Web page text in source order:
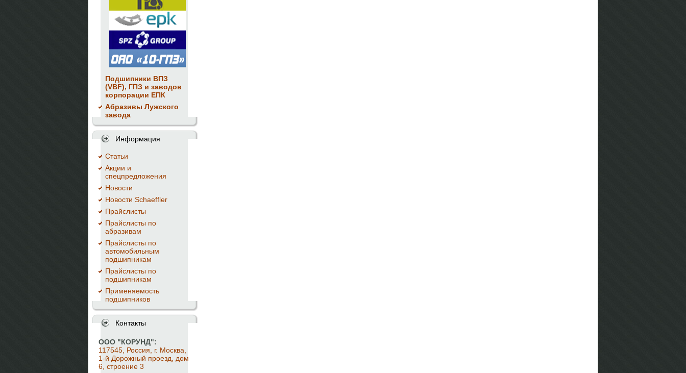
Подшипники ВПЗ
(VBF), ГПЗ и заводов
корпорации ЕПК
Абразивы Лужского
завода
Информация
Cтатьи
Акции и
спецпредложения
Новости
Новости Schaeffler
Прайслисты
Прайслисты по
абразивам
Прайслисты по
автомобильным
подшипникам
Прайслисты по
подшипникам
Применяемость
подшипников
Контакты
ООО "КОРУНД":
117545, Россия, г. Москва,
1-й Дорожный проезд, дом
6, строение 3